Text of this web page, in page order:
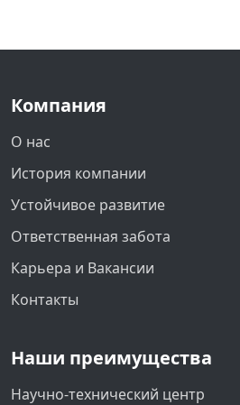
Компания
О нас
История компании
Устойчивое развитие
Ответственная забота
Карьера и Вакансии
Контакты
Наши преимущества
Научно-технический центр